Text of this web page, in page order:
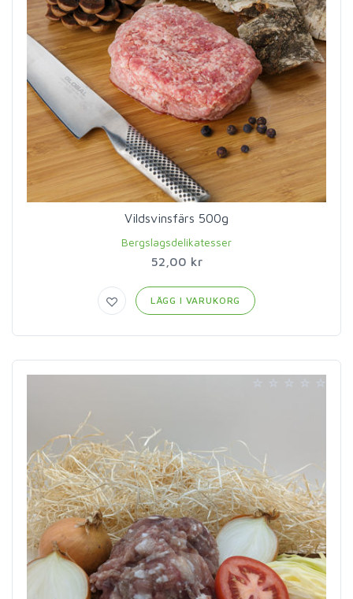
Vildsvinsfärs 500g
Bergslagsdelikatesser
52,00 kr
LÄGG I VARUKORG